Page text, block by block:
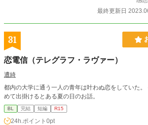
最終更新日
31
恋電信（テレグラフ・ラヴァー）
遭綺
都内の大学に通う一人の青年は叶わぬ恋をしていた
めて出掛けるとある夏の日のお話。
BL 完結 短編 R15
24h.ポイント 0pt